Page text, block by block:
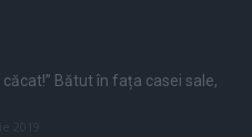
căcat!” Bătut în fața casei sale,